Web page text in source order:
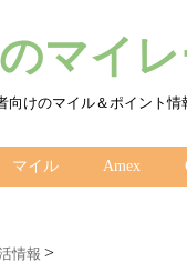
マイ
向けのマイル＆ポイント
マイル Amex
情報